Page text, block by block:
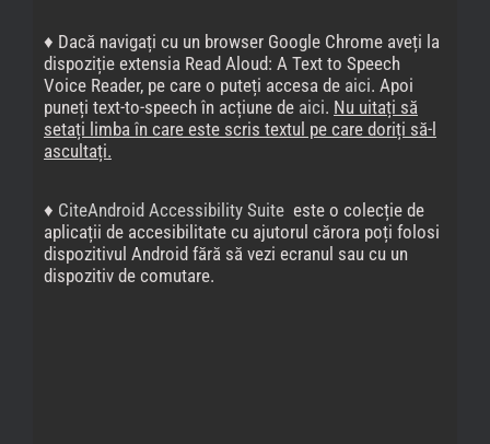
♦ Dacă navigați cu un browser Google Chrome aveți la
dispoziție extensia Read Aloud: A Text to Speech
Voice Reader, pe care o puteți accesa de aici. Apoi
puneți text-to-speech în acțiune de aici. Nu uitați să
setați limba în care este scris textul pe care doriți să-l
ascultați.
♦ CiteAndroid Accessibility Suite este o colecție de
aplicații de accesibilitate cu ajutorul cărora poți folosi
dispozitivul Android fără să vezi ecranul sau cu un
dispozitiv de comutare.